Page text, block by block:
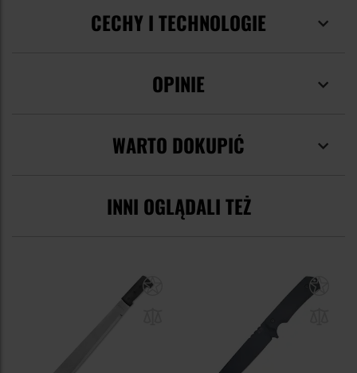
CECHY I TECHNOLOGIE
OPINIE
WARTO DOKUPIĆ
INNI OGLĄDALI TEŻ